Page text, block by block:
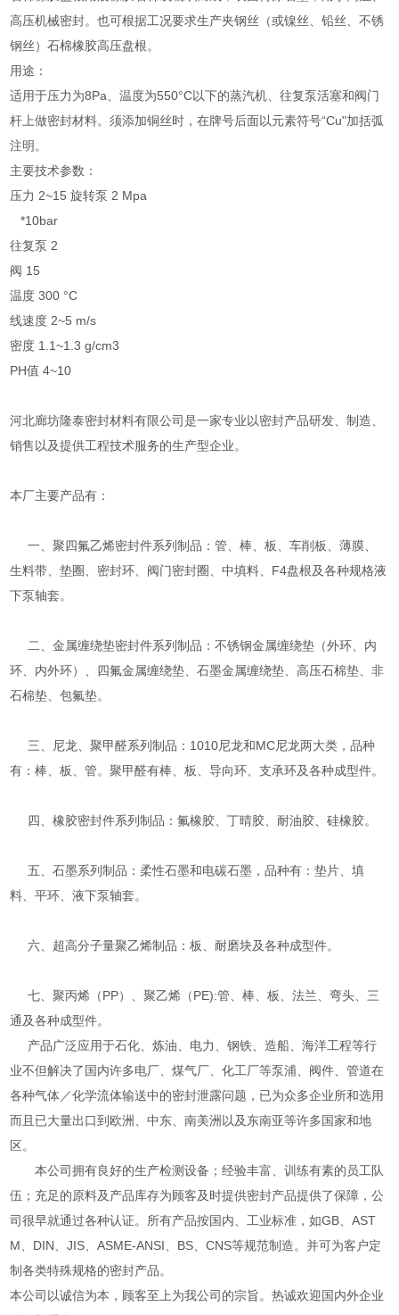
高压机械密封。也可根据工况要求生产夹钢丝（或镍丝、铅丝、不锈
钢丝）石棉橡胶高压盘根。
用途：
适用于压力为8Pa、温度为550°C以下的蒸汽机、往复泵活塞和阀门
杆上做密封材料。须添加铜丝时，在牌号后面以元素符号“Cu"加括弧
注明。
主要技术参数：
压力 2~15 旋转泵 2 Mpa
*10bar
往复泵 2
阀 15
温度 300 °C
线速度 2~5 m/s
密度 1.1~1.3 g/cm3
PH值 4~10
河北廊坊隆泰密封材料有限公司是一家专业以密封产品研发、制造、
销售以及提供工程技术服务的生产型企业。
本厂主要产品有：
一、聚四氟乙烯密封件系列制品：管、棒、板、车削板、薄膜、
生料带、垫圈、密封环、阀门密封圈、中填料、F4盘根及各种规格液
下泵轴套。
二、金属缠绕垫密封件系列制品：不锈钢金属缠绕垫（外环、内
环、内外环）、四氟金属缠绕垫、石墨金属缠绕垫、高压石棉垫、非
石棉垫、包氟垫。
三、尼龙、聚甲醛系列制品：1010尼龙和MC尼龙两大类，品种
有：棒、板、管。聚甲醛有棒、板、导向环、支承环及各种成型件。
四、橡胶密封件系列制品：氟橡胶、丁晴胶、耐油胶、硅橡胶。
五、石墨系列制品：柔性石墨和电碳石墨，品种有：垫片、填
料、平环、液下泵轴套。
六、超高分子量聚乙烯制品：板、耐磨块及各种成型件。
七、聚丙烯（PP）、聚乙烯（PE):管、棒、板、法兰、弯头、三
通及各种成型件。
产品广泛应用于石化、炼油、电力、钢铁、造船、海洋工程等行
业不但解决了国内许多电厂、煤气厂、化工厂等泵浦、阀件、管道在
各种气体／化学流体输送中的密封泄露问题，已为众多企业所和选用
而且已大量出口到欧洲、中东、南美洲以及东南亚等许多国家和地
区。
本公司拥有良好的生产检测设备；经验丰富、训练有素的员工队
伍；充足的原料及产品库存为顾客及时提供密封产品提供了保障，公
司很早就通过各种认证。所有产品按国内、工业标准，如GB、AST
M、DIN、JIS、ASME-ANSI、BS、CNS等规范制造。并可为客户定
制各类特殊规格的密封产品。
本公司以诚信为本，顾客至上为我公司的宗旨。热诚欢迎国内外企业